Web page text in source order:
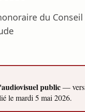
du Conseil
public—
lemardi 5 mai 2026.